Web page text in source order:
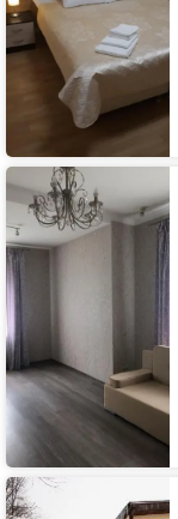
Гостевой
дом
Отдых
на
берегу
озера
Мини-
отель